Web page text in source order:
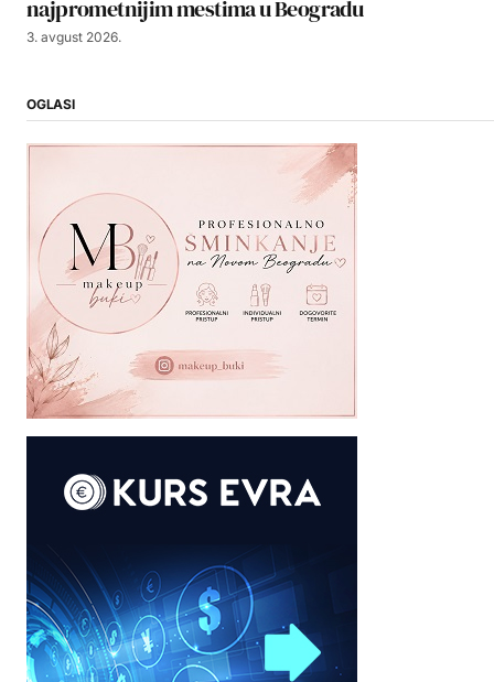
najprometnijim mestima u Beogradu
3. avgust 2026.
OGLASI